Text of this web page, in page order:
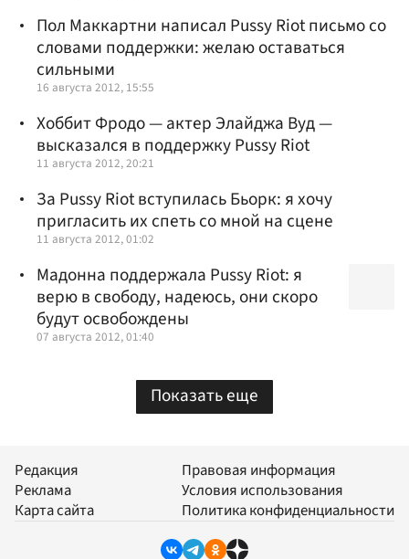
Пол Маккартни написал Pussy Riot письмо со
словами поддержки: желаю оставаться
сильными
16 августа 2012, 15:55
Хоббит Фродо — актер Элайджа Вуд —
высказался в поддержку Pussy Riot
11 августа 2012, 20:21
За Pussy Riot вступилась Бьорк: я хочу
пригласить их спеть со мной на сцене
11 августа 2012, 01:02
Мадонна поддержала Pussy Riot: я
верю в свободу, надеюсь, они скоро
будут освобождены
07 августа 2012, 01:40
Показать еще
Редакция
Реклама
Карта сайта
Правовая информация
Условия использования
Политика конфиденциальности